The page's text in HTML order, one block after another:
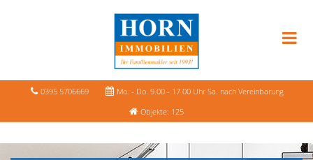
0395 5706669
Mo. - Do. 9.00 - 17.00 Uhr Sa. nach Vereinbarung
Objekte: 125